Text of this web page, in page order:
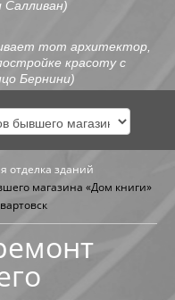
Салливан)
тот архитектор,
красоту с
Бернини)
отделка зданий
магазина «Дом книги»